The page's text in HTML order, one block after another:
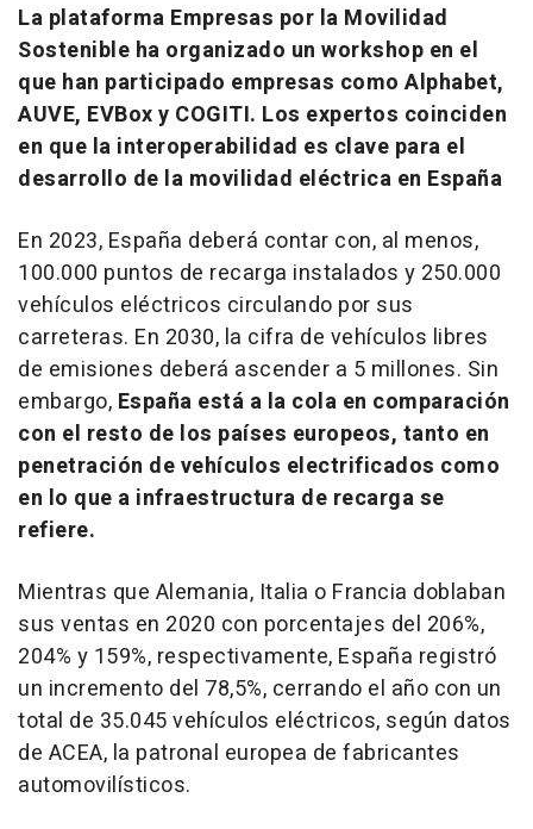
La plataforma Empresas por la Movilidad
Sostenible ha organizado un workshop en el
que han participado empresas como Alphabet,
AUVE, EVBox y COGITI. Los expertos coinciden
en que la interoperabilidad es clave para el
desarrollo de la movilidad eléctrica en España
En 2023, España deberá contar con, al menos,
100.000 puntos de recarga instalados y 250.000
vehículos eléctricos circulando por sus
carreteras. En 2030, la cifra de vehículos libres
de emisiones deberá ascender a 5 millones. Sin
embargo, España está a la cola en comparación
con el resto de los países europeos, tanto en
penetración de vehículos electrificados como
en lo que a infraestructura de recarga se
refiere.
Mientras que Alemania, Italia o Francia doblaban
sus ventas en 2020 con porcentajes del 206%,
204% y 159%, respectivamente, España registró
un incremento del 78,5%, cerrando el año con un
total de 35.045 vehículos eléctricos, según datos
de ACEA, la patronal europea de fabricantes
automovilísticos.